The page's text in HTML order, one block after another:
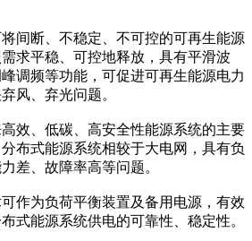
间断、不稳定、不可控的可再生能源
求平稳、可控地释放，具有平滑波
调频等功能，可促进可再生能源电力
风、弃光问题。
效、低碳、高安全性能源系统的主要
布式能源系统相较于大电网，具有负
差、故障率高等问题。
作为负荷平衡装置及备用电源，有效
式能源系统供电的可靠性、稳定性。